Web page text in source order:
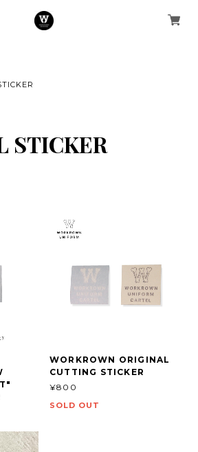
STICKER
WORKROWN ORIGINAL
CUTTING STICKER
¥800
SOLD OUT